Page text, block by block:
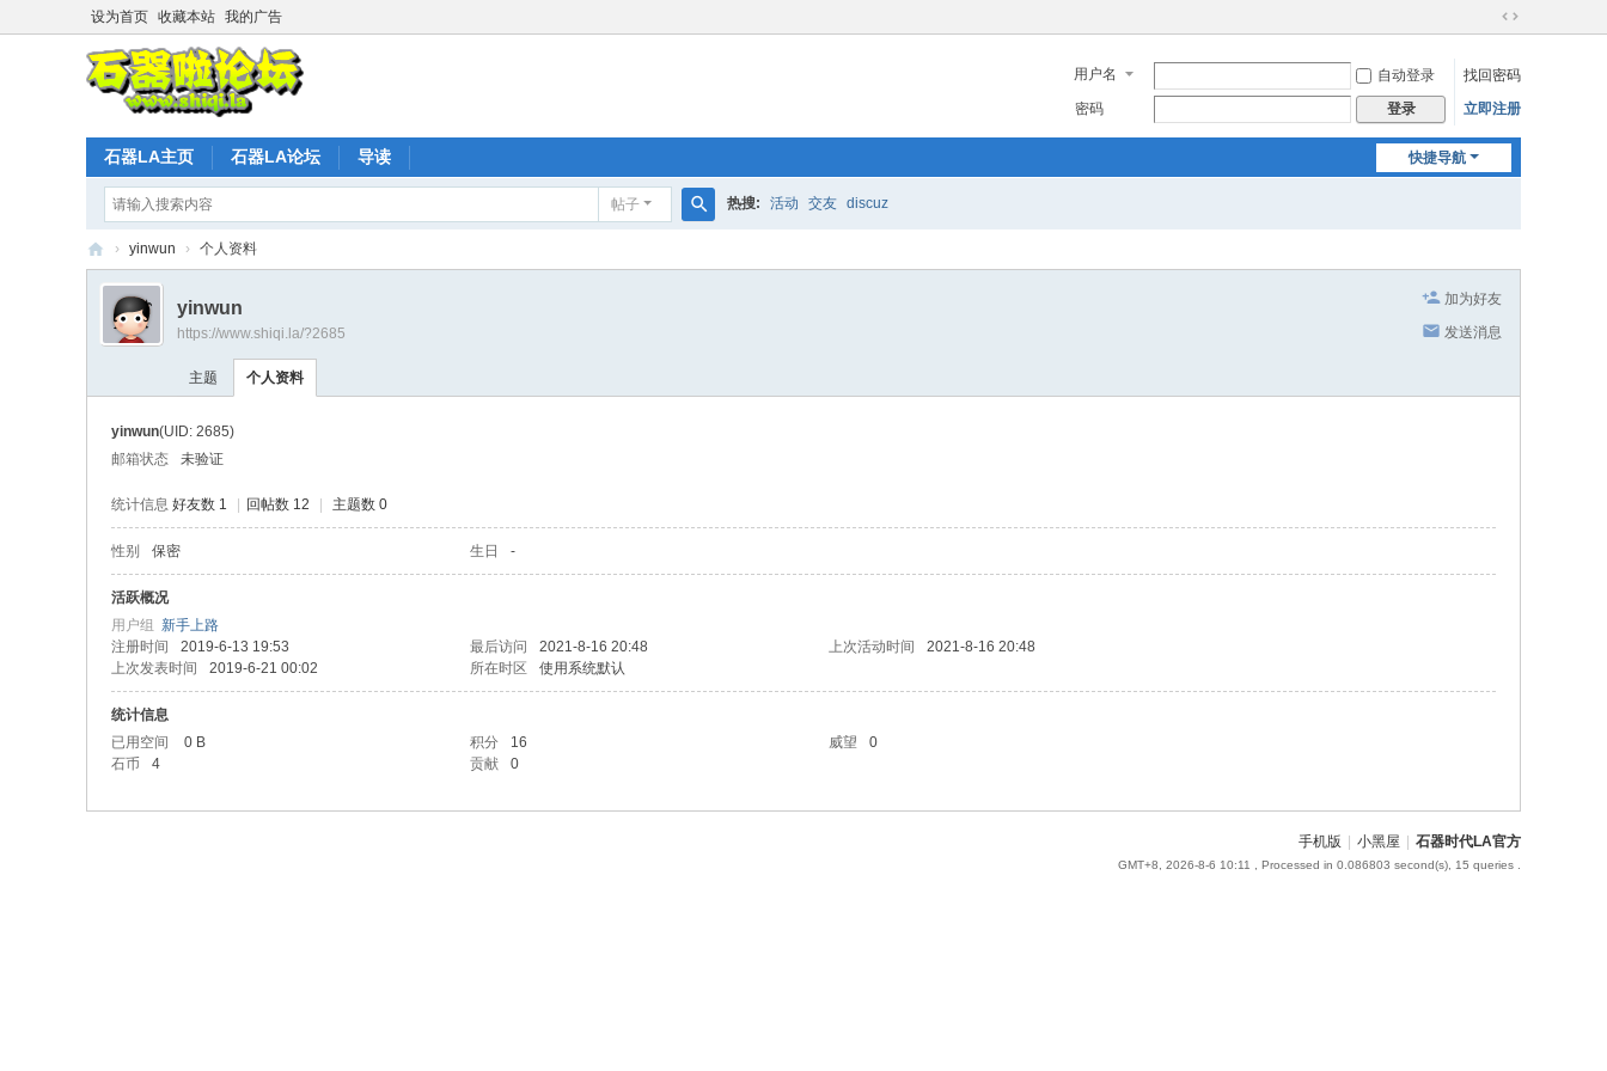
设为首页 收藏本站 我的广告
切
到
宽
用户名 自动登录
找回密码
密码
登录 立即注册
快捷导航
石器LA主页 石器LA论坛 导读
帖子
索
热搜: 活动 交友 discuz
石
时
› yinwun › 个人资料
加为好友
发送消息
yinwun
https://www.shiqi.la/?2685
主题 个人资料
yinwun(UID: 2685)
邮箱状态
未验证
统计信息 好友数 1 回帖数 12 主题数 0
性别 保密 生日 -
活跃概况
用户组 新手上路
注册时间
2019-6-13 19:53 最后访问 2021-8-16 20:48 上次活动时间
2021-8-16 20:48
上次发表时间
2019-6-21 00:02 所在时区 使用系统默认
统计信息
已用空间
0 B 积分 16 威望
0
石币
4 贡献 0
手机版 小黑屋 石器时代LA官方
GMT+8, 2026-8-6 10:11 , Processed in 0.086803 second(s), 15 queries .